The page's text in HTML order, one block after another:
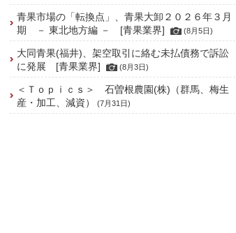
青果市場の「転換点」、青果大卸２０２６年３月
期 － 東北地方編 － [青果業界]
(8月5日)
大同青果(福井)、架空取引に絡む未払債務で訴訟
に発展 [青果業界]
(8月3日)
＜Ｔｏｐｉｃｓ＞ 石曽根農園(株)（群馬、梅生
産・加工、減資）
(7月31日)